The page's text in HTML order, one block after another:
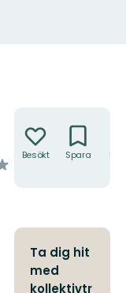
Besökt Spara
Ta dig hit
med
kollektivtr